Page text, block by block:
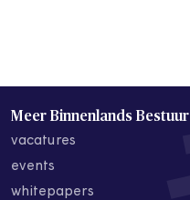
Meer Binnenlands Bestuur
vacatures
events
whitepapers